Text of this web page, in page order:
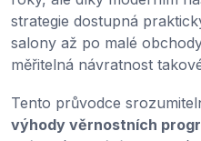
strategie dostupná
salony až po malé
měřitelná návratnost
Tento průvodce
výhody věrnostních